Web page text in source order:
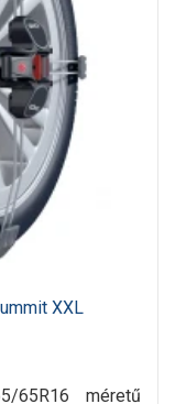
XXL
65R16 méretű